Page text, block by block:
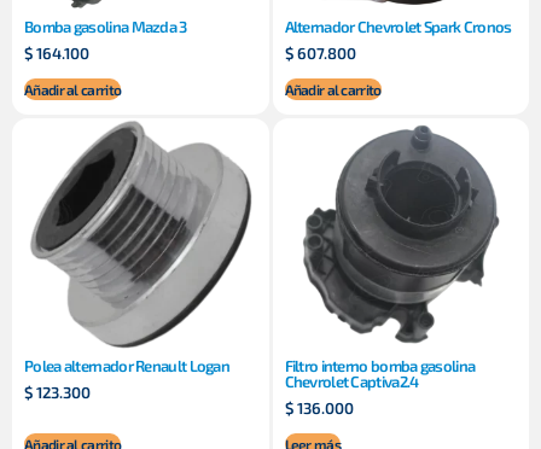
Bomba gasolina Mazda 3
$164.100
Añadir al carrito
Alternador Chevrolet Spark Cronos
$607.800
Añadir al carrito
Polea alternador Renault Logan
$123.300
Añadir al carrito
Filtro interno bomba gasolina
Chevrolet Captiva2.4
$136.000
Leer más